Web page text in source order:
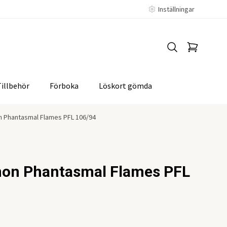
Inställningar
Förboka Löskort gömda
Flames PFL 106/94
Phantasmal Flames PFL